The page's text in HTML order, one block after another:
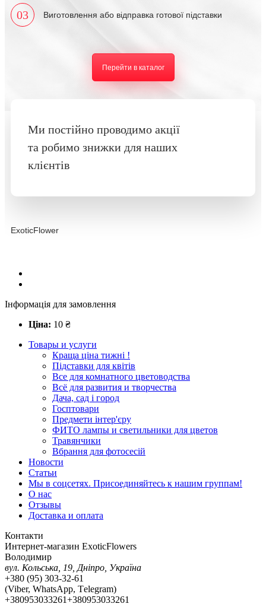
03 Виготовлення або відправка готової підставки
Перейти в каталог
Ми постійно проводимо акції
та робимо знижки для наших
клієнтів
ExoticFlower
Інформація для замовлення
Ціна: 10 ₴
Товары и услуги
Краща ціна тижні !
Підставки для квітів
Все для комнатного цветоводства
Всё для развития и творчества
Дача, сад і город
Госптовари
Предмети інтер'єру
ФИТО лампы и светильники для цветов
Травянчики
Вбрання для фотосесій
Новости
Статьи
Мы в соцсетях. Присоединяйтесь к нашим группам!
О нас
Отзывы
Доставка и оплата
Контакти
Интернет-магазин ExoticFlowers
Володимир
вул. Кольська, 19, Дніпро, Україна
+380 (95) 303-32-61
(Viber, WhatsApp, Тelegram)
+380953033261+380953033261